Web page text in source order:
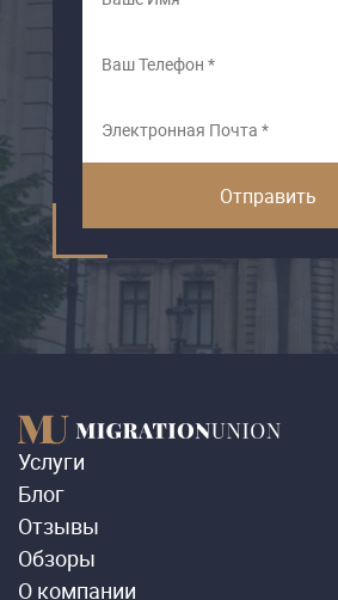
Услуги
Блог
Отзывы
Обзоры
О компании